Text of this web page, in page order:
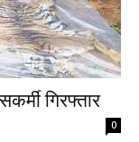
गिरफ्तार
0